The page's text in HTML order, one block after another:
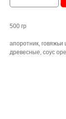
500 гр
апоротник, говяжьи
древесные, соус